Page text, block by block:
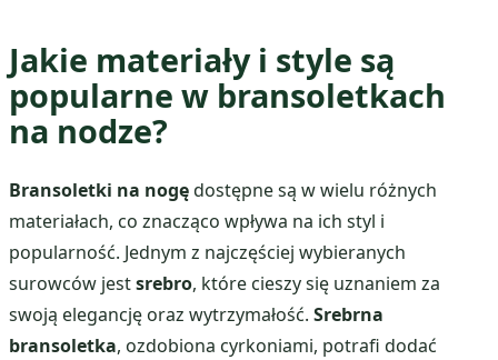
Jakie materiały i style są
popularne w bransoletkach
na nodze?
Bransoletki na nogędostępne są w wielu różnych
materiałach, co znacząco wpływa na ich styl i
popularność. Jednym z najczęściej wybieranych
surowców jestsrebro, które cieszy się uznaniem za
swoją elegancję oraz wytrzymałość. Srebrna
bransoletka, ozdobiona cyrkoniami, potrafi dodać